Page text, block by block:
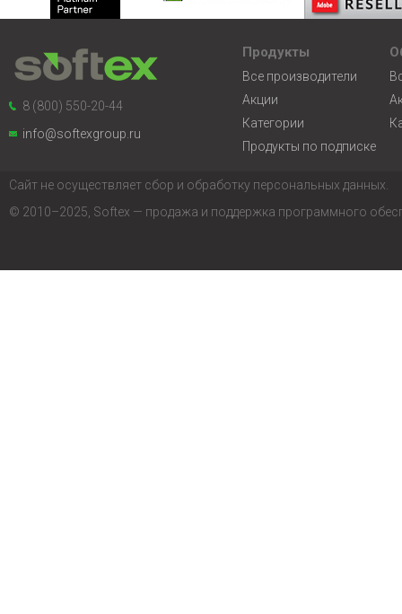
8 (800) 550-20-44
info@softexgroup.ru
Продукты
Все производители
Акции
Категории
Продукты по подписке
Сайт не осуществляет сбор и обработку персональных данных.
© 2010–2025, Softex — продажа и поддержка программного